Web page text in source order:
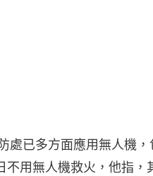
處已多方面應用無人機
不用無人機救火，他指，